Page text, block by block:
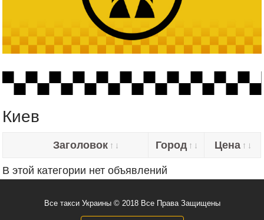
Киев
Заголовок Город Цена
В этой категории нет объявлений
Все такси Украины © 2018 Все Права Защищены